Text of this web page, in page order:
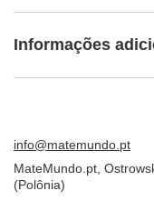
Informações
info@matemundo.pt
MateMundo.pt
(Polônia)